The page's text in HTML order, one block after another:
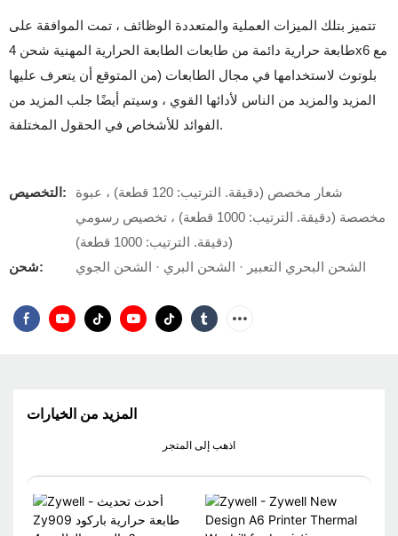
تتميز بتلك الميزات العملية والمتعددة الوظائف ، تمت الموافقة على
طابعة حرارية دائمة من طابعات الطابعة الحرارية المهنية شحن 4x6 مع
بلوتوث لاستخدامها في مجال الطابعات (من المتوقع أن يتعرف عليها
المزيد والمزيد من الناس لأدائها القوي ، وسيتم أيضًا جلب المزيد من
الفوائد للأشخاص في الحقول المختلفة.
التخصيص:
شعار مخصص (دقيقة. الترتيب: 120 قطعة) ، عبوة
مخصصة (دقيقة. الترتيب: 1000 قطعة) ، تخصيص رسومي
(دقيقة. الترتيب: 1000 قطعة)
شحن:
الشحن البحري التعبير · الشحن البري · الشحن الجوي
المزيد من الخيارات
اذهب إلى المتجر